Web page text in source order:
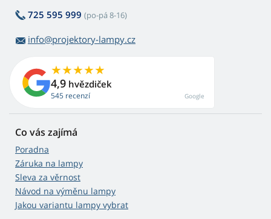
725 595 999 (po-pá 8-16)
info@projektory-lampy.cz
4,9 hvězdiček
545 recenzí Google
Co vás zajímá
Poradna
Záruka na lampy
Sleva za věrnost
Návod na výměnu lampy
Jakou variantu lampy vybrat